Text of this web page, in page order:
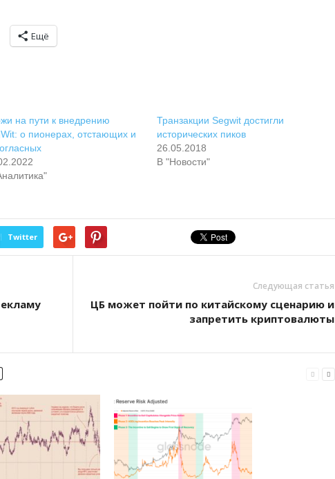
Ещё
на пути к внедрению
о пионерах, отстающих и
Транзакции Segwit достигли
исторических пиков
26.05.2018
В "Новости"
Twitter
Следующая статья
ЦБ мoжeт пoйти пo китaйcкoму cцeнapию и
зaпpeтить кpиптoвaлюты